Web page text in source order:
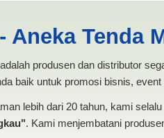
Aneka Tenda
produsen dan distributor
baik untuk promosi bisnis,
lebih dari 20 tahun, kami
. Kami menjembatani